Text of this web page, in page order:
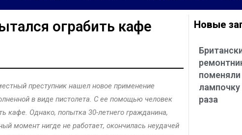
ограбить кафе
преступник нашел новое применение
в виде пистолета. С ее помощью человек
кафе. Однако, попытка 30-летнего гражданина,
момент нигде не работает, окончилась неудачей
Новые
поменяли
лампочку
раза